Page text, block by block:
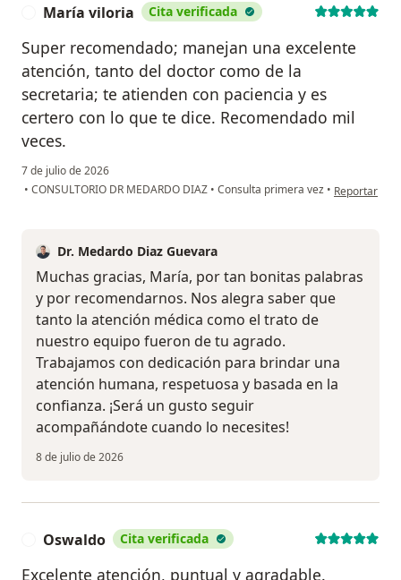
María viloria Cita verificada
Super recomendado; manejan una excelente
atención, tanto del doctor como de la
secretaria; te atienden con paciencia y es
certero con lo que te dice. Recomendado mil
veces.
7 de julio de 2026
• CONSULTORIO DR MEDARDO DIAZ • Consulta primera vez • en opinión
Reportar
Dr. Medardo Diaz Guevara
Muchas gracias, María, por tan bonitas palabras
y por recomendarnos. Nos alegra saber que
tanto la atención médica como el trato de
nuestro equipo fueron de tu agrado.
Trabajamos con dedicación para brindar una
atención humana, respetuosa y basada en la
confianza. ¡Será un gusto seguir
acompañándote cuando lo necesites!
8 de julio de 2026
Oswaldo Cita verificada
Excelente atención, puntual y agradable.